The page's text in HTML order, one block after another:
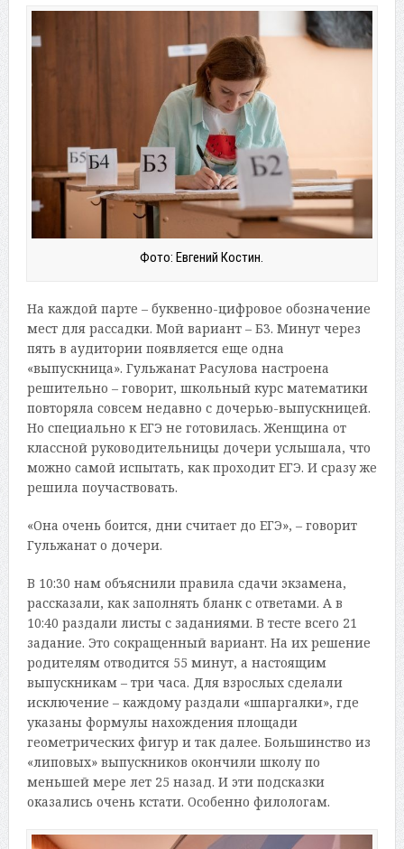
Фото: Евгений Костин.
На каждой парте – буквенно-цифровое обозначение
мест для рассадки. Мой вариант – Б3. Минут через
пять в аудитории появляется еще одна
«выпускница». Гульжанат Расулова настроена
решительно – говорит, школьный курс математики
повторяла совсем недавно с дочерью-выпускницей.
Но специально к ЕГЭ не готовилась. Женщина от
классной руководительницы дочери услышала, что
можно самой испытать, как проходит ЕГЭ. И сразу же
решила поучаствовать.
«Она очень боится, дни считает до ЕГЭ», – говорит
Гульжанат о дочери.
В 10:30 нам объяснили правила сдачи экзамена,
рассказали, как заполнять бланк с ответами. А в
10:40 раздали листы с заданиями. В тесте всего 21
задание. Это сокращенный вариант. На их решение
родителям отводится 55 минут, а настоящим
выпускникам – три часа. Для взрослых сделали
исключение – каждому раздали «шпаргалки», где
указаны формулы нахождения площади
геометрических фигур и так далее. Большинство из
«липовых» выпускников окончили школу по
меньшей мере лет 25 назад. И эти подсказки
оказались очень кстати. Особенно филологам.